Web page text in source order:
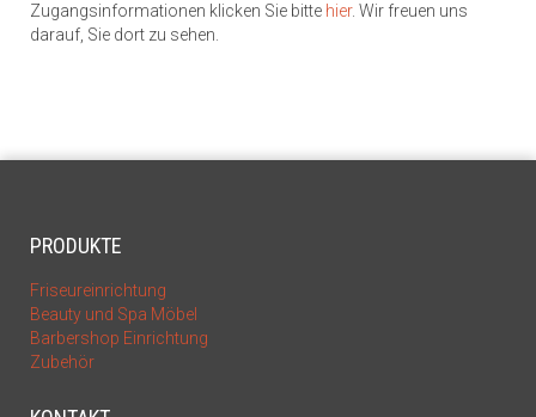
Zugangsinformationen klicken Sie bitte hier. Wir freuen uns
darauf, Sie dort zu sehen.
PRODUKTE
Friseureinrichtung
Beauty und Spa Möbel
Barbershop Einrichtung
Zubehör